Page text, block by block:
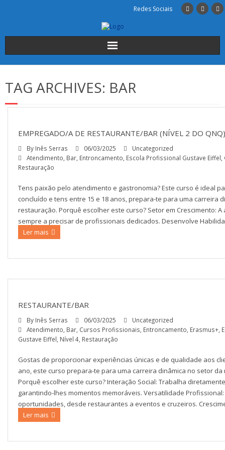
Redes Sociais
Início
Institucional
Alunos
INSCRIÇÕES
Contactos
TAG ARCHIVES: BAR
EMPREGADO/A DE RESTAURANTE/BAR (NÍVEL 2 DO QNQ)
By Inês Serras 06/03/2025
Uncategorized
Atendimento Bar Entroncamento Escola Profissional Gustave Eiffel
Restauração
Tens paixão pelo atendimento e gastronomia? Este curso é ideal
concluído e tens entre 15 e 18 anos, prepara-te para uma carreira
restauração. Porquê escolher este curso? Setor em Crescimento:
sempre a precisar de profissionais dedicados. Desenvolve
Ler mais
RESTAURANTE/BAR
By Inês Serras 06/03/2025
Uncategorized
Atendimento Bar Cursos Profissionais Entroncamento Erasmus+
Gustave Eiffel Nível 4 Restauração
Gostas de proporcionar experiências únicas e de qualidade aos
ano, este curso prepara-te para uma carreira dinâmica no setor
Porquê escolher este curso? Interação Social: Trabalha
garantindo-lhes momentos memoráveis. Versatilidade
oportunidades, desde restaurantes a eventos e cruzeiros.
Ler mais